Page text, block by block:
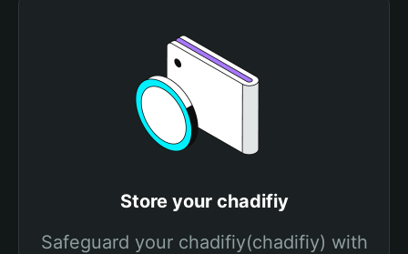
Store your chadifiy
Safeguard your chadifiy(chadifiy) with